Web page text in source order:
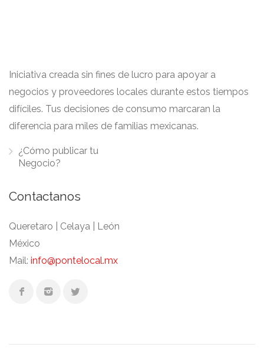
Iniciativa creada sin fines de lucro para apoyar a
negocios y proveedores locales durante estos tiempos
difíciles. Tus decisiones de consumo marcaran la
diferencia para miles de familias mexicanas.
¿Cómo publicar tu
Negocio?
Contactanos
Queretaro | Celaya | León
México
Mail: info@pontelocal.mx